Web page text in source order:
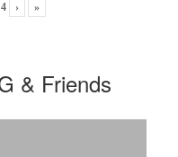
4 › »
& Friends